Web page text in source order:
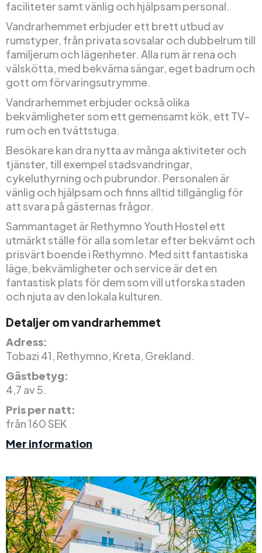
faciliteter samt vänlig och hjälpsam personal.
Vandrarhemmet erbjuder ett brett utbud av
rumstyper, från privata sovsalar och dubbelrum till
familjerum och lägenheter. Alla rum är rena och
välskötta, med bekväma sängar, eget badrum och
gott om förvaringsutrymme.
Vandrarhemmet erbjuder också olika
bekvämligheter som ett gemensamt kök, ett TV-
rum och en tvättstuga.
Besökare kan dra nytta av många aktiviteter och
tjänster, till exempel stadsvandringar,
cykeluthyrning och pubrundor. Personalen är
vänlig och hjälpsam och finns alltid tillgänglig för
att svara på gästernas frågor.
Sammantaget är Rethymno Youth Hostel ett
utmärkt ställe för alla som letar efter bekvämt och
prisvärt boende i Rethymno. Med sitt fantastiska
läge, bekvämligheter och service är det en
fantastisk plats för dem som vill utforska staden
och njuta av den lokala kulturen.
Detaljer om vandrarhemmet
Adress:
Tobazi 41, Rethymno, Kreta, Grekland.
Gästbetyg:
4,7 av 5.
Pris per natt:
från 160 SEK
Mer information